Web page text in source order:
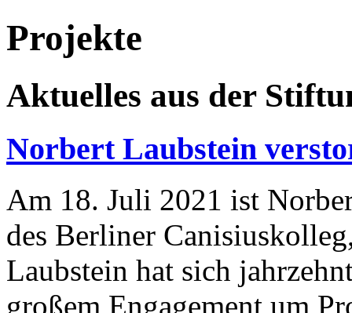
Projekte
Aktuelles aus der
Norbert Laubstein
Am 18. Juli 2021 ist
des Berliner
Laubstein hat sich
großem Engagement um